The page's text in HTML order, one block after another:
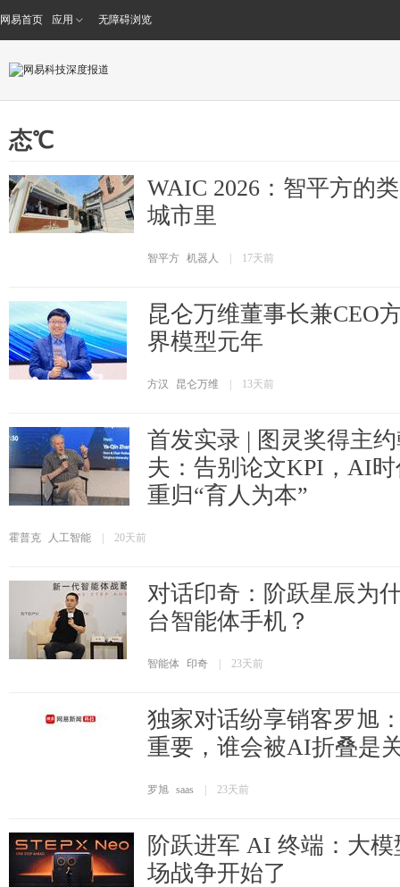
网易首页 应用 无障碍浏览
态℃
WAIC 2026：智平方的
城市里
智平方 机器人 17天前
昆仑万维董事长兼CEO
界模型元年
方汉 昆仑万维 13天前
首发实录 | 图灵奖得主
夫：告别论文KPI，AI
重归“育人为本”
霍普克 人工智能 20天前
对话印奇：阶跃星辰为
台智能体手机？
智能体 印奇 23天前
独家对话纷享销客罗旭
重要，谁会被AI折叠是
罗旭 saas 23天前
阶跃进军 AI 终端：大
场战争开始了